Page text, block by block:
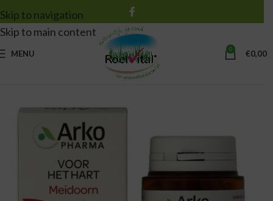
Skip to navigation
Skip to main content
MENU 0 €0,00